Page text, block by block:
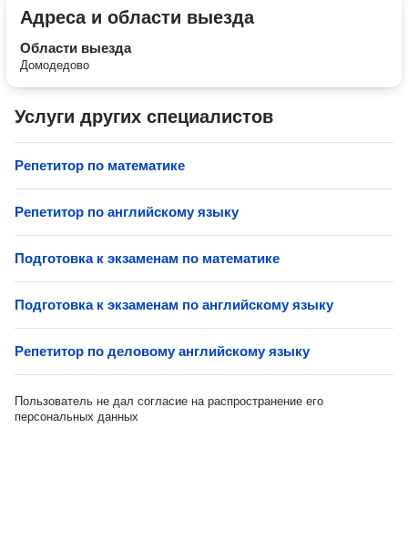
Адреса и области выезда
Области выезда
Домодедово
Услуги других специалистов
Репетитор по математике
Репетитор по английскому языку
Подготовка к экзаменам по математике
Подготовка к экзаменам по английскому языку
Репетитор по деловому английскому языку
Пользователь не дал согласие на распространение его
персональных данных